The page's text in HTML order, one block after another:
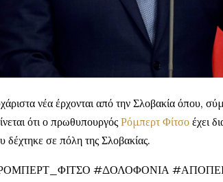
νέα έρχονται από την Σλοβακία όπου,
ότι ο πρωθυπουργός Ρόμπερτ Φίτσο έχει
δέχτηκε σε πόλη της Σλοβακίας.
#ΔΟΛΟΦΟΝΙΑ